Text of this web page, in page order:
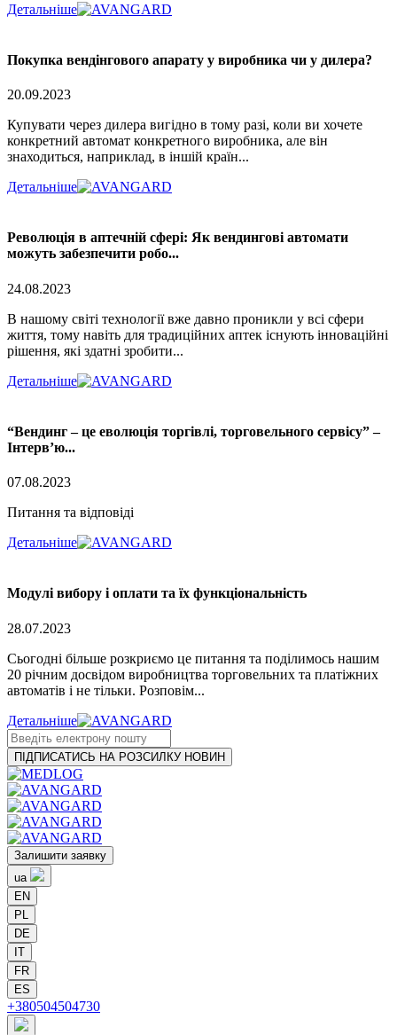
Детальніше
Покупка вендінгового апарату у виробника чи у дилера?
20.09.2023
Купувати через дилера вигідно в тому разі, коли ви хочете
конкретний автомат конкретного виробника, але він
знаходиться, наприклад, в іншій країн...
Детальніше
Революція в аптечній сфері: Як вендингові автомати
можуть забезпечити робо...
24.08.2023
В нашому світі технології вже давно проникли у всі сфери
життя, тому навіть для традиційних аптек існують інноваційні
рішення, які здатні зробити...
Детальніше
“Вендинг – це еволюція торгівлі, торговельного сервісу” –
Інтерв’ю...
07.08.2023
Питання та відповіді
Детальніше
Модулі вибору і оплати та їх функціональність
28.07.2023
Сьогодні більше розкриємо це питання та поділимось нашим
20 річним досвідом виробництва торговельних та платіжних
автоматів і не тільки. Розповім...
Детальніше
ПІДПИСАТИСЬ НА РОЗСИЛКУ НОВИН
Залишити заявку
ua
EN
PL
DE
IT
FR
ES
+380504504730